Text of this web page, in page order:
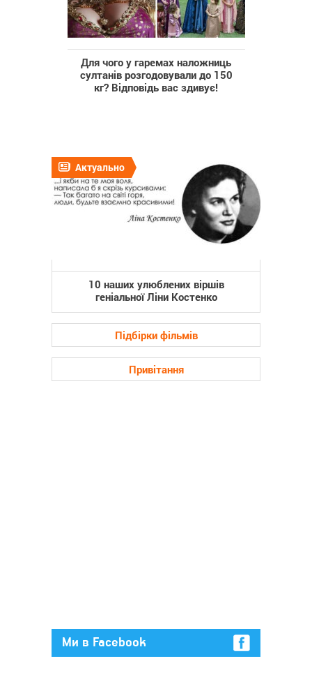
Для чого у гаремах наложниць
султанів розгодовували до 150
кг? Відповідь вас здивує!
Актуально
10 наших улюблених віршів
геніальної Ліни Костенко
Підбірки фільмів
Привітання
Ми в Facebook